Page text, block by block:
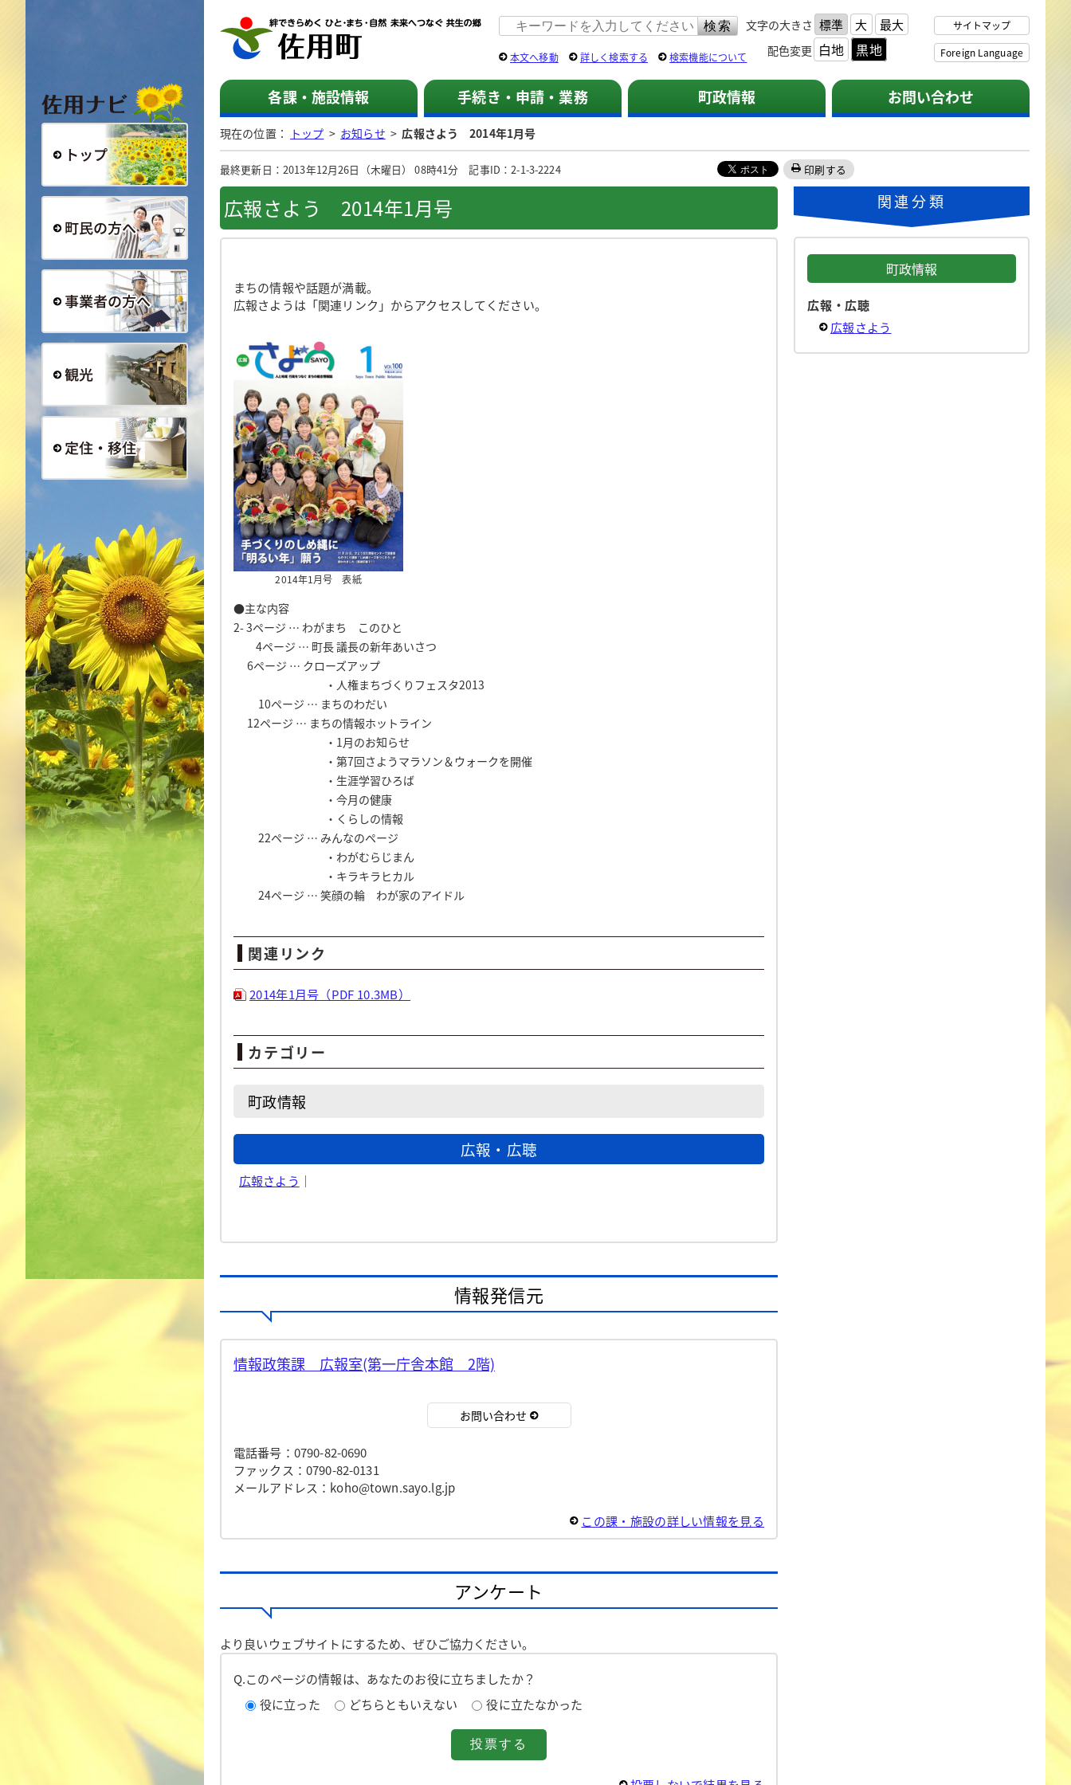
総合トップ
事業者の方へ
定住・移住
佐用町 公式ホームページ 文字の大きさ 標準 大 最大
配色変更 白地 黒地
サイトマップ
Foreign Language
本文へ移動 詳しく検索する 検索機能について
各課・施設情報 手続き・申請・業務 町政情報 お問い合わせ
現在の位置： トップ > お知らせ >広報さよう 2014年1月号
最終更新日：2013年12月26日（木曜日） 08時41分 記事ID：2-1-3-2224 印刷する
広報さよう 2014年1月号
まちの情報や話題が満載。
広報さようは「関連リンク」からアクセスしてください。
2014年1月号 表紙
●主な内容
2- 3ページ … わがまち このひと
4ページ … 町長 議長の新年あいさつ
6ページ … クローズアップ
・人権まちづくりフェスタ2013
10ページ … まちのわだい
12ページ … まちの情報ホットライン
・1月のお知らせ
・第7回さようマラソン＆ウォークを開催
・生涯学習ひろば
・今月の健康
・くらしの情報
22ページ … みんなのページ
・わがむらじまん
・キラキラヒカル
24ページ … 笑顔の輪 わが家のアイドル
関連リンク
2014年1月号（PDF 10.3MB）
カテゴリー
町政情報
広報・広聴
広報さよう ｜
情報発信元
情報政策課 広報室(第一庁舎本館 2階)
お問い合わせ
電話番号：0790-82-0690
ファックス：0790-82-0131
メールアドレス：koho@town.sayo.lg.jp
この課・施設の詳しい情報を見る
アンケート
より良いウェブサイトにするため、ぜひご協力ください。
Q.このページの情報は、あなたのお役に立ちましたか？
役に立った
どちらともいえない 役に立たなかった
関連分類
町政情報
広報・広聴
広報さよう